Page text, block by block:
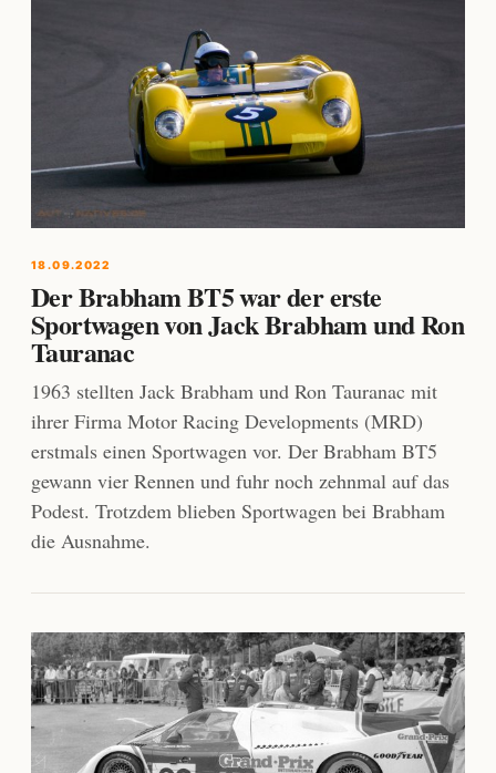
18.09.2022
Der Brabham BT5 war der erste
Sportwagen von Jack Brabham und Ron
Tauranac
1963 stellten Jack Brabham und Ron Tauranac mit
ihrer Firma Motor Racing Developments (MRD)
erstmals einen Sportwagen vor. Der Brabham BT5
gewann vier Rennen und fuhr noch zehnmal auf das
Podest. Trotzdem blieben Sportwagen bei Brabham
die Ausnahme.